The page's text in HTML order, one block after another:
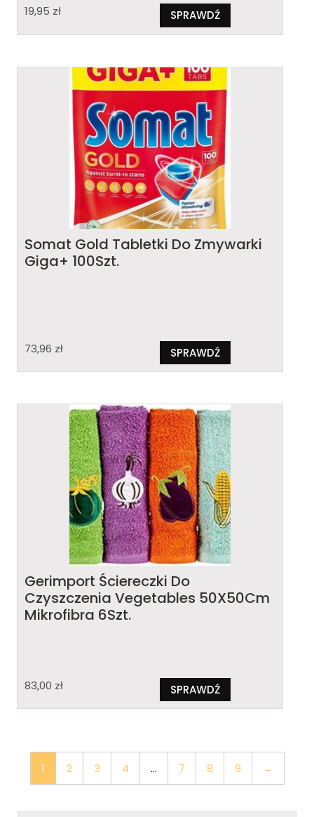
19,95 zł SPRAWDŹ
Somat Gold Tabletki Do Zmywarki
Giga+ 100Szt.
73,96 zł SPRAWDŹ
Gerimport Ściereczki Do
Czyszczenia Vegetables 50X50Cm
Mikrofibra 6Szt.
83,00 zł SPRAWDŹ
1 2 3 4 … 7 8 9 →